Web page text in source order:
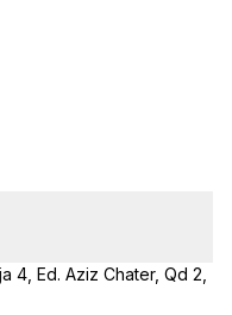
4, Ed. Aziz Chater, Qd 2,